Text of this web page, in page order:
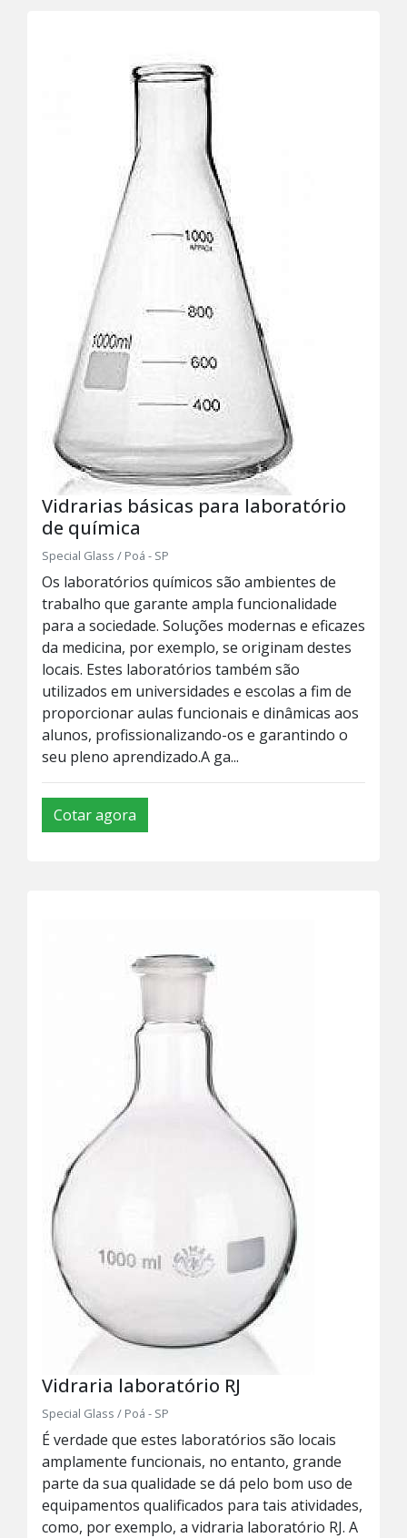
Vidrarias básicas para laboratório
de química
Special Glass / Poá - SP
Os laboratórios químicos são ambientes de
trabalho que garante ampla funcionalidade
para a sociedade. Soluções modernas e eficazes
da medicina, por exemplo, se originam destes
locais. Estes laboratórios também são
utilizados em universidades e escolas a fim de
proporcionar aulas funcionais e dinâmicas aos
alunos, profissionalizando-os e garantindo o
seu pleno aprendizado.A ga...
Cotar agora
Vidraria laboratório RJ
Special Glass / Poá - SP
É verdade que estes laboratórios são locais
amplamente funcionais, no entanto, grande
parte da sua qualidade se dá pelo bom uso de
equipamentos qualificados para tais atividades,
como, por exemplo, a vidraria laboratório RJ. A